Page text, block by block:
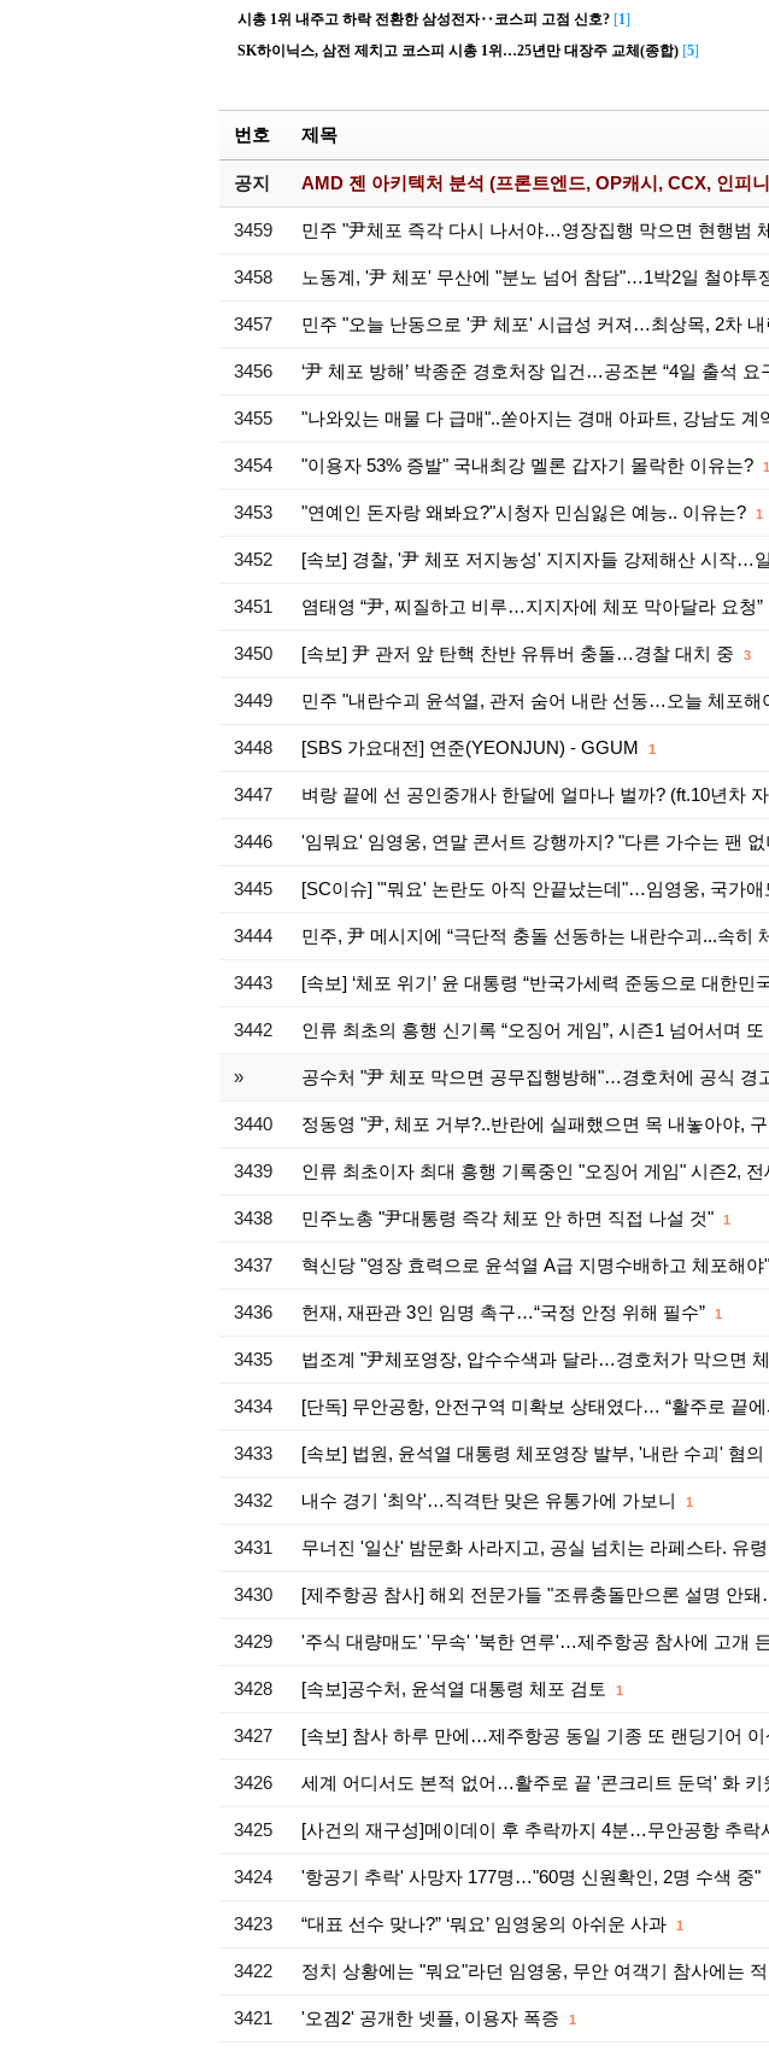
시총 1위 내주고 하락 전환한 삼성전자‥코스피 고점 신호? [1]
SK하이닉스, 삼전 제치고 코스피 시총 1위…25년만 대장주 교체(종합) [5]
번호 제목
공지 AMD 젠 아키텍처 분석 (프론트엔드, OP캐시, CCX, 인피
3459 민주 "尹체포 즉각 다시 나서야…영장집행 막으면 현행범
3458 노동계, '尹 체포' 무산에 "분노 넘어 참담"…1박2일 철야투
3457 민주 "오늘 난동으로 '尹 체포' 시급성 커져…최상목, 2차
3456 ‘尹 체포 방해’ 박종준 경호처장 입건…공조본 “4일 출석 요
3455 "나와있는 매물 다 급매"..쏟아지는 경매 아파트, 강남도
3454 "이용자 53% 증발" 국내최강 멜론 갑자기 몰락한 이유는? 1
3453 "연예인 돈자랑 왜봐요?"시청자 민심잃은 예능.. 이유는? 1
3452 [속보] 경찰, '尹 체포 저지농성' 지지자들 강제해산 시작…
3451 염태영 “尹, 찌질하고 비루…지지자에 체포 막아달라 요청”
3450 [속보] 尹 관저 앞 탄핵 찬반 유튜버 충돌…경찰 대치 중 3
3449 민주 "내란수괴 윤석열, 관저 숨어 내란 선동…오늘 체포해
3448 [SBS 가요대전] 연준(YEONJUN) - GGUM 1
3447 벼랑 끝에 선 공인중개사 한달에 얼마나 벌까? (ft.10년차
3446 '임뭐요' 임영웅, 연말 콘서트 강행까지? "다른 가수는 팬
3445 [SC이슈] "'뭐요' 논란도 아직 안끝났는데"…임영웅, 국가
3444 민주, 尹 메시지에 “극단적 충돌 선동하는 내란수괴...속히
3443 [속보] ‘체포 위기’ 윤 대통령 “반국가세력 준동으로 대한민
3442 인류 최초의 흥행 신기록 “오징어 게임”, 시즌1 넘어서며
» 공수처 "尹 체포 막으면 공무집행방해"…경호처에 공식 경
3440 정동영 "尹, 체포 거부?..반란에 실패했으면 목 내놓아야,
3439 인류 최초이자 최대 흥행 기록중인 "오징어 게임" 시즌2, 전
3438 민주노총 "尹대통령 즉각 체포 안 하면 직접 나설 것" 1
3437 혁신당 "영장 효력으로 윤석열 A급 지명수배하고 체포해야"
3436 헌재, 재판관 3인 임명 촉구…“국정 안정 위해 필수” 1
3435 법조계 "尹체포영장, 압수수색과 달라…경호처가 막으면
3434 [단독] 무안공항, 안전구역 미확보 상태였다… “활주로 끝
3433 [속보] 법원, 윤석열 대통령 체포영장 발부, '내란 수괴' 혐의
3432 내수 경기 '최악'…직격탄 맞은 유통가에 가보니 1
3431 무너진 '일산' 밤문화 사라지고, 공실 넘치는 라페스타. 유
3430 [제주항공 참사] 해외 전문가들 "조류충돌만으론 설명 안
3429 '주식 대량매도' '무속' '북한 연루'…제주항공 참사에 고개
3428 [속보]공수처, 윤석열 대통령 체포 검토 1
3427 [속보] 참사 하루 만에…제주항공 동일 기종 또 랜딩기어
3426 세계 어디서도 본적 없어…활주로 끝 '콘크리트 둔덕' 화 키
3425 [사건의 재구성]메이데이 후 추락까지 4분…무안공항 추락
3424 '항공기 추락' 사망자 177명…"60명 신원확인, 2명 수색 중"
3423 “대표 선수 맞나?” ‘뭐요’ 임영웅의 아쉬운 사과 1
3422 정치 상황에는 "뭐요"라던 임영웅, 무안 여객기 참사에는
3421 '오겜2' 공개한 넷플, 이용자 폭증 1